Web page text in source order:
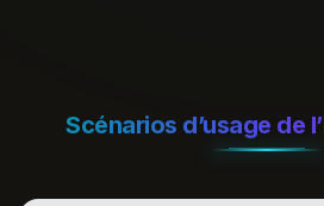
Scénarios d’usage de